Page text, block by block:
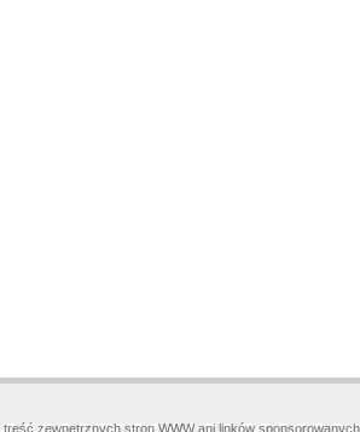
treść zewnętrznych stron WWW ani linków sponsorowanych